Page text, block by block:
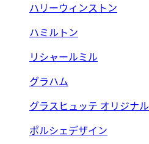
ハリーウィンストン
ハミルトン
リシャールミル
グラハム
グラスヒュッテ オリジナル
ポルシェデザイン